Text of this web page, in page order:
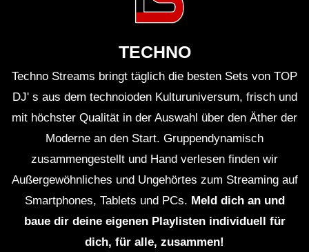
TECHNO
Techno Streams bringt täglich die besten Sets von TOP
DJ' s aus dem technoioden Kulturuniversum, frisch und
mit höchster Qualität in der Auswahl über den Äther der
Moderne an den Start. Gruppendynamisch
zusammengestellt und Hand verlesen finden wir
Außergewöhnliches und Ungehörtes zum Streaming auf
Smartphones, Tablets und PCs. Meld dich an und
baue dir deine eigenen Playlisten individuell für
dich, für alle, zusammen!